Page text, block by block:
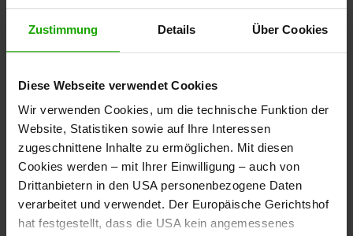
Zustimmung Details Über Cookies
Diese Webseite verwendet Cookies
Wir verwenden Cookies, um die technische Funktion der
Website, Statistiken sowie auf Ihre Interessen
zugeschnittene Inhalte zu ermöglichen. Mit diesen
Cookies werden – mit Ihrer Einwilligung – auch von
Drittanbietern in den USA personenbezogene Daten
verarbeitet und verwendet. Der Europäische Gerichtshof
hat festgestellt, dass die USA kein angemessenes
beachten. Im Folgenden findest du einige Tipps und Tricks
rund um das Zelten mit den kleinsten Familienmitgliedern.
Tipps für das Zelten mit
Kindern
Als Erstes steht die Wahl des richtigen Zelts an. Je nach Alter